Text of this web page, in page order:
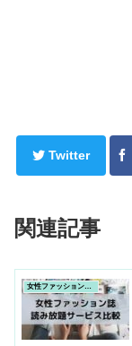
Twitter
関連記事
女性ファッション・美容